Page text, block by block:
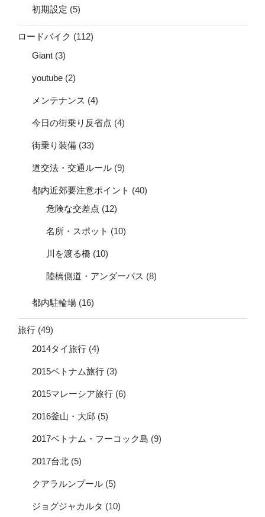
初期設定 (5)
ロードバイク (112)
Giant (3)
youtube (2)
メンテナンス (4)
今日の街乗り反省点 (4)
街乗り装備 (33)
道交法・交通ルール (9)
都内近郊要注意ポイント (40)
危険な交差点 (12)
名所・スポット (10)
川を渡る橋 (10)
陸橋側道・アンダーパス (8)
都内駐輪場 (16)
旅行 (49)
2014タイ旅行 (4)
2015ベトナム旅行 (3)
2015マレーシア旅行 (6)
2016釜山・大邱 (5)
2017ベトナム・フーコック島 (9)
2017台北 (5)
クアラルンプール (5)
ジョグジャカルタ (10)